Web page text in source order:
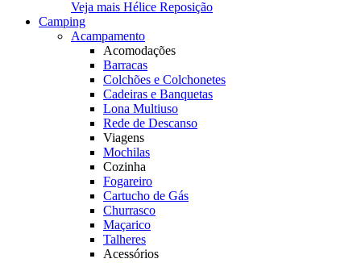
Veja mais Hélice Reposição
Camping
Acampamento
Acomodações
Barracas
Colchões e Colchonetes
Cadeiras e Banquetas
Lona Multiuso
Rede de Descanso
Viagens
Mochilas
Cozinha
Fogareiro
Cartucho de Gás
Churrasco
Maçarico
Talheres
Acessórios